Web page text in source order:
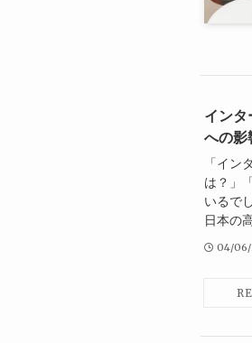
イン
への影
「イン
は？」
いるで
日本の
04/